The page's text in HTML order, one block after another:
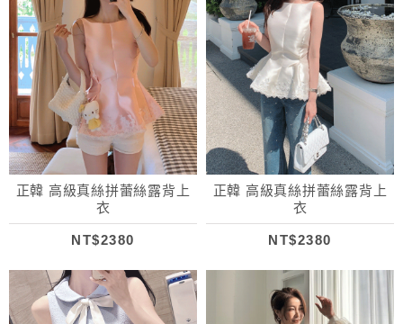
正韓 高級真絲拼蕾絲露背上
衣
NT$2380
正韓 高級真絲拼蕾絲露背上
衣
NT$2380